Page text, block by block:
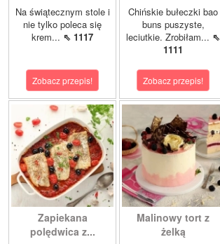
Na świątecznym stole i
nie tylko poleca się
krem... ⇖ 1117
Zobacz przepis!
Chińskie bułeczki bao
buns puszyste,
leciutkie. Zrobiłam... ⇖
1111
Zobacz przepis!
Zapiekana
polędwica z...
Malinowy tort z
żelką